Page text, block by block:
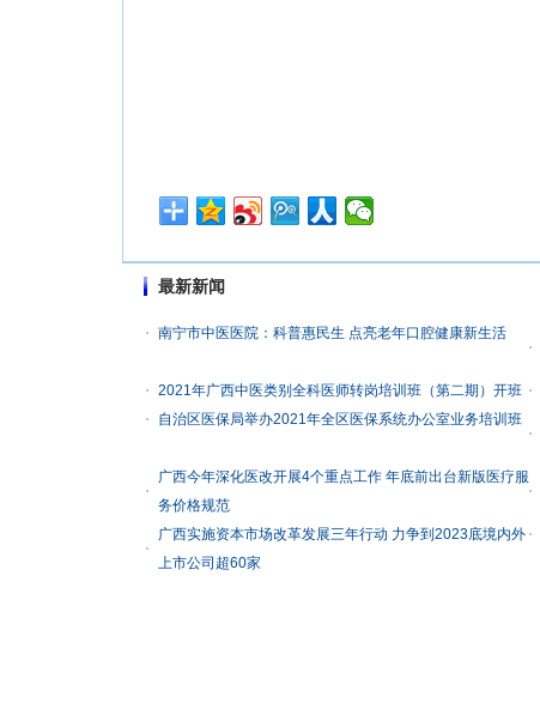
最新新闻
南宁市中医医院：科普惠民生 点亮老年口腔健康新生活
2021年广西中医类别全科医师转岗培训班（第二期）开班
自治区医保局举办2021年全区医保系统办公室业务培训班
广西今年深化医改开展4个重点工作 年底前出台新版医疗服
务价格规范
广西实施资本市场改革发展三年行动 力争到2023底境内外
上市公司超60家